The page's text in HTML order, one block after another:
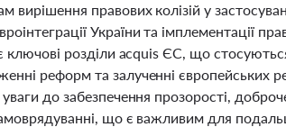
вирішення правових колізій у
України та імплементації
ключові розділи acquis ЄС, що
реформ та залученні європейських
до забезпечення прозорості,
що є важливим для